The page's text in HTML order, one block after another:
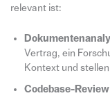
relevant ist:
Vertrag, ein
Kontext und
Codebase-Review